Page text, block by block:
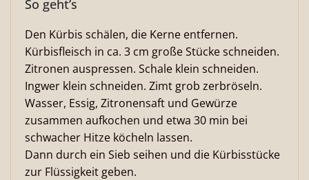
So geht’s
Den Kürbis schälen, die Kerne entfernen.
Kürbisfleisch in ca. 3 cm große Stücke schneiden.
Zitronen auspressen. Schale klein schneiden.
Ingwer klein schneiden. Zimt grob zerbröseln.
Wasser, Essig, Zitronensaft und Gewürze
zusammen aufkochen und etwa 30 min bei
schwacher Hitze köcheln lassen.
Dann durch ein Sieb seihen und die Kürbisstücke
zur Flüssigkeit geben.